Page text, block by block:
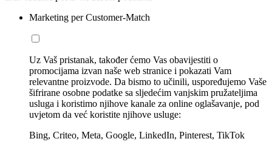
Marketing per Customer-Match
Uz Vaš pristanak, također ćemo Vas obavijestiti o
promocijama izvan naše web stranice i pokazati Vam
relevantne proizvode. Da bismo to učinili, uspoređujemo Vaše
šifrirane osobne podatke sa sljedećim vanjskim pružateljima
usluga i koristimo njihove kanale za online oglašavanje, pod
uvjetom da već koristite njihove usluge:
Bing, Criteo, Meta, Google, LinkedIn, Pinterest, TikTok